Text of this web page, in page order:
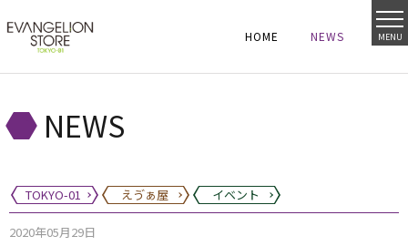
MENU
HOME
HOME NEWS
NEWS
NEWS
TOKYO-01 えゔぁ屋 イベント
2020年05月29日